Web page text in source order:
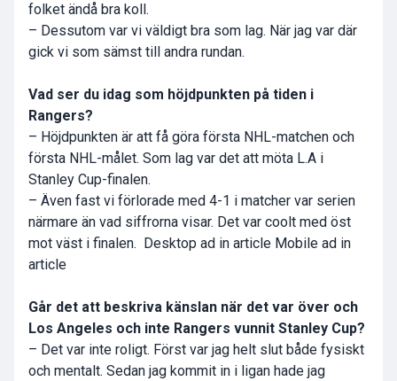
folket ändå bra koll.
– Dessutom var vi väldigt bra som lag. När jag var där
gick vi som sämst till andra rundan.
Vad ser du idag som höjdpunkten på tiden i
Rangers?
– Höjdpunkten är att få göra första NHL-matchen och
första NHL-målet. Som lag var det att möta L.A i
Stanley Cup-finalen.
– Även fast vi förlorade med 4-1 i matcher var serien
närmare än vad siffrorna visar. Det var coolt med öst
mot väst i finalen. Desktop ad in article Mobile ad in
article
Går det att beskriva känslan när det var över och
Los Angeles och inte Rangers vunnit Stanley Cup?
– Det var inte roligt. Först var jag helt slut både fysiskt
och mentalt. Sedan jag kommit in i ligan hade jag